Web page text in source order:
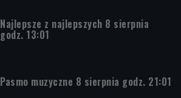
Najlepsze z najlepszych 8 sierpnia
godz. 13:01
Pasmo muzyczne 8 sierpnia godz. 21:01